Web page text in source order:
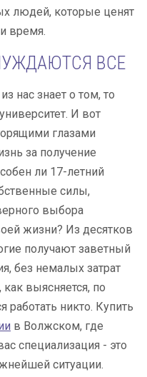
людей, которые ценят
время.
ВСЕ
нас знает о том, то
И вот
глазами
за получение
ли 17-летний
силы,
выбора
жизни? Из десятков
получают заветный
без немалых затрат
выясняется, по
работать никто. Купить
в Волжском, где
специализация - это
ситуации.